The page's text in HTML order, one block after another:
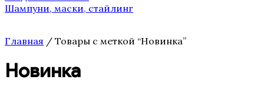
Шампуни, маски, стайлинг
Главная / Товары с меткой “Новинка”
Новинка